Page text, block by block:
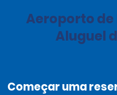
Aeroporto de
Aluguel
Começar uma